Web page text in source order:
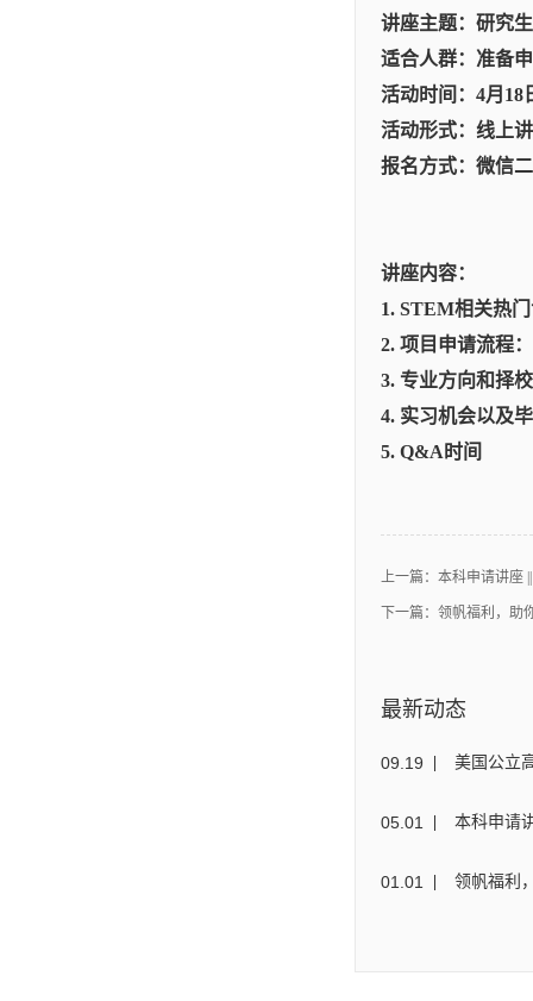
讲座主题：研究
适合人群：准备
活动时间：4月18
活动形式：线上
报名方式：微信
讲座内容：
1. STEM相关热
2. 项目申请流程
3. 专业方向和择校
4. 实习机会以及
5. Q&A时间
上一篇： 本科申请讲座
下一篇： 领帆福利，助
最新动态
09 19 美国公立
05 01 本科申请
01 01 领帆福利